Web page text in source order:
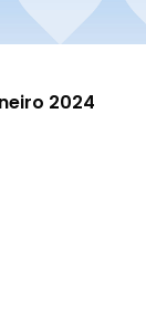
2024